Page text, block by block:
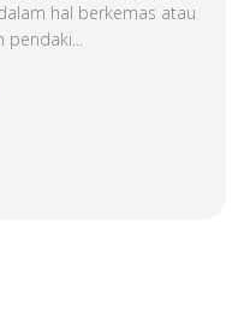
hal berkemas atau
pendaki...